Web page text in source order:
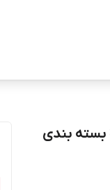
کراتین آنزیم سلکت وان پروهال SELECT ONE بسته بندی